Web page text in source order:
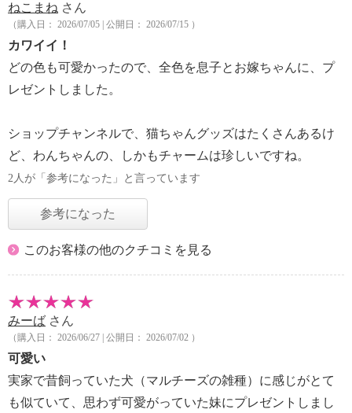
ねこまね さん
（購入日： 2026/07/05 | 公開日： 2026/07/15 ）
カワイイ！
どの色も可愛かったので、全色を息子とお嫁ちゃんに、プ
レゼントしました。
ショップチャンネルで、猫ちゃんグッズはたくさんあるけ
ど、わんちゃんの、しかもチャームは珍しいですね。
2人が「参考になった」と言っています
参考になった
このお客様の他のクチコミを見る
みーば さん
（購入日： 2026/06/27 | 公開日： 2026/07/02 ）
可愛い
実家で昔飼っていた犬（マルチーズの雑種）に感じがとて
も似ていて、思わず可愛がっていた妹にプレゼントしまし